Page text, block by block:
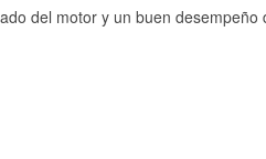
del motor y un buen